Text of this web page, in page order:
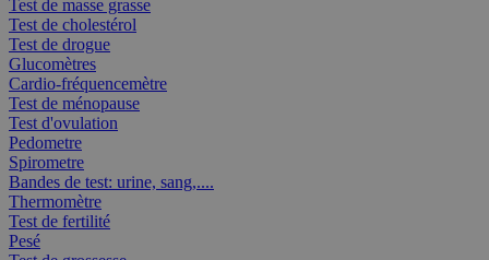
Test de masse grasse
Test de cholestérol
Test de drogue
Glucomètres
Cardio-fréquencemètre
Test de ménopause
Test d'ovulation
Pedometre
Spirometre
Bandes de test: urine, sang,....
Thermomètre
Test de fertilité
Pesé